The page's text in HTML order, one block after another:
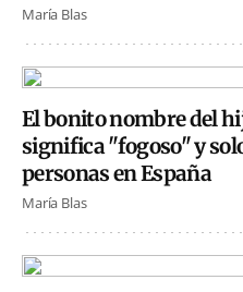
María Blas
El bonito nombre del
significa "fogoso" y
personas en España
María Blas